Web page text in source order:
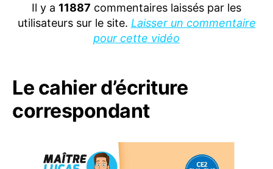
Il y a 11887 commentaires laissés par les
utilisateurs sur le site. Laisser un commentaire
pour cette vidéo
Le cahier d’écriture
correspondant